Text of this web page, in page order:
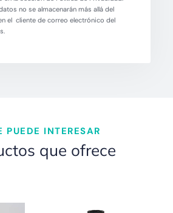
no se almacenarán más allá del
el cliente de correo electrónico del
PUEDE INTERESAR
que ofrece